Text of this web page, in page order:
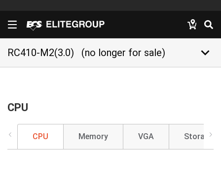
RC410-M2(3.0) (no longer for sale) keyboard_arrow_down
CPU
CPU Memory VGA Storage